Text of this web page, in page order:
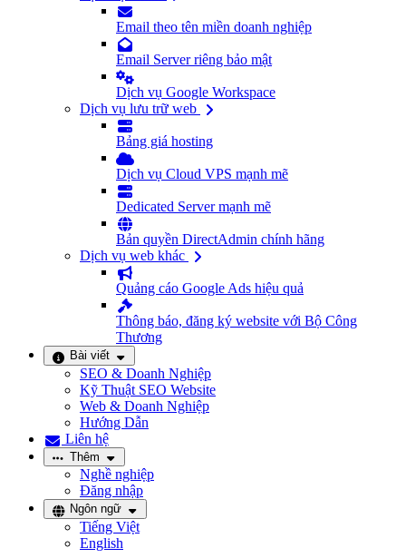
Email theo tên miền doanh nghiệp
Email Server riêng bảo mật
Dịch vụ Google Workspace
Dịch vụ lưu trữ web
Bảng giá hosting
Dịch vụ Cloud VPS mạnh mẽ
Dedicated Server mạnh mẽ
Bản quyền DirectAdmin chính hãng
Dịch vụ web khác
Quảng cáo Google Ads hiệu quả
Thông báo, đăng ký website với Bộ Công
Thương
Bài viết
SEO & Doanh Nghiệp
Kỹ Thuật SEO Website
Web & Doanh Nghiệp
Hướng Dẫn
Liên hệ
Thêm
Nghề nghiệp
Đăng nhập
Ngôn ngữ
Tiếng Việt
English